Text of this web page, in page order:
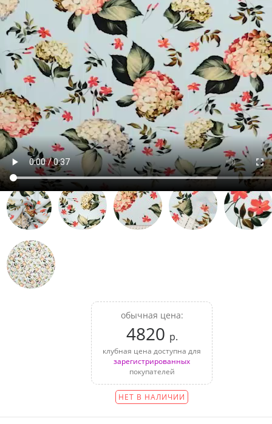
Артикул:009851| Место: A
обычная цена:
4820 р.
клубная цена доступна для
зарегистрированных
покупателей
НЕТ В НАЛИЧИИ